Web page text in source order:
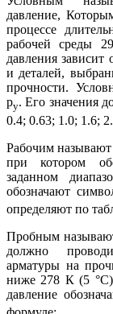
давление,
процессе
рабочей среды
давления зависит
и деталей,
прочности.
рy. Его значения
0.4; 0.63; 1.0; 1.6;
Рабочим
при котором
заданном
обозначают
определяют по
Пробным
должно
арматуры на
ниже 278 К (5
давление